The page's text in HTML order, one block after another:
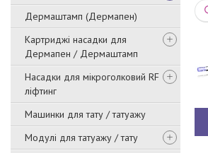
Дермаштамп (Дермапен)
Картриджі насадки для
Дермапен / Дермаштамп
Насадки для мікроголковий RF
ліфтинг
Машинки для тату / татуажу
Модулі для татуажу / тату